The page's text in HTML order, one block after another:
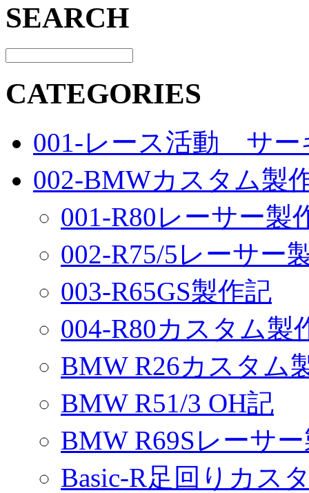
SEARCH
CATEGORIES
001-レース活動 サー
002-BMWカスタム製
001-R80レーサー製
002-R75/5レーサー
003-R65GS製作記
004-R80カスタム製
BMW R26カスタム
BMW R51/3 OH記
BMW R69Sレーサ
Basic-R足回りカス